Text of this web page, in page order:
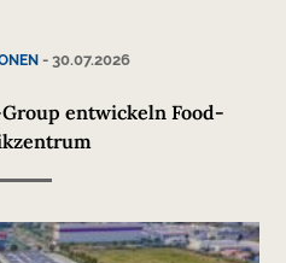
- 30.07.2026
entwickeln Food-